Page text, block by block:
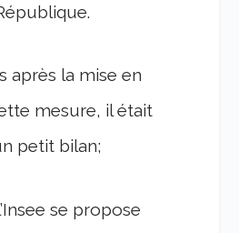
après la mise en
mesure, il était
petit bilan;
se propose